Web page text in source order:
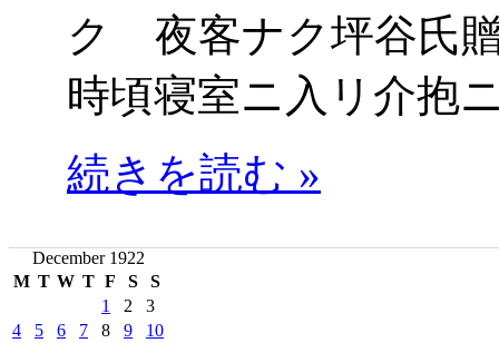
ク 夜客ナク坪谷氏
時頃寝室ニ入リ介抱
続きを読む »
December 1922
M T W T F S S
1 2
3
4
5 6 7 8 9
10